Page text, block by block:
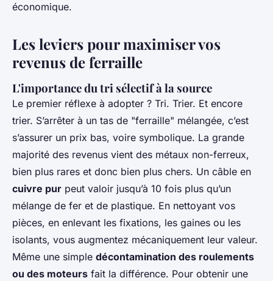
économique.
Les leviers pour maximiser vos
revenus de ferraille
L'importance du tri sélectif à la source
Le premier réflexe à adopter ? Tri. Trier. Et encore
trier. S’arrêter à un tas de "ferraille" mélangée, c’est
s’assurer un prix bas, voire symbolique. La grande
majorité des revenus vient des métaux non-ferreux,
bien plus rares et donc bien plus chers. Un câble en
cuivre pur peut valoir jusqu’à 10 fois plus qu’un
mélange de fer et de plastique. En nettoyant vos
pièces, en enlevant les fixations, les gaines ou les
isolants, vous augmentez mécaniquement leur valeur.
Même une simple décontamination des roulements
ou des moteurs fait la différence. Pour obtenir une